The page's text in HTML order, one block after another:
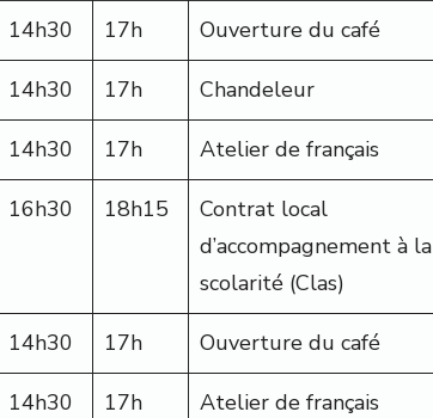
14h30 17h Ouverture du café
14h30 17h Chandeleur
14h30 17h Atelier de français
16h30 18h15
Contrat local
d’accompagnement à la
scolarité (Clas)
14h30 17h Ouverture du café
14h30 17h Atelier de français